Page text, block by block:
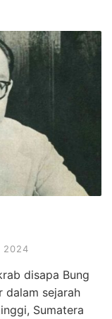
2024
disapa Bung
dalam sejarah
Sumatera